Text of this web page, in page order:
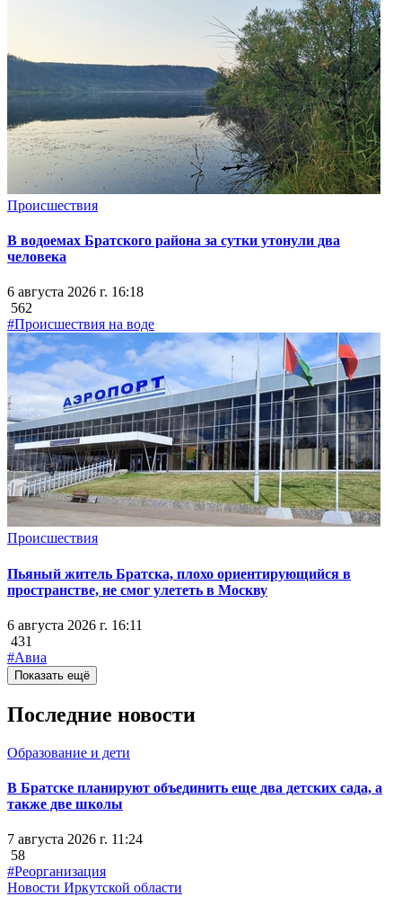
Происшествия
В водоемах Братского района за сутки утонули два
человека
6 августа 2026 г. 16:18
562
#Происшествия на воде
Происшествия
Пьяный житель Братска, плохо ориентирующийся в
пространстве, не смог улететь в Москву
6 августа 2026 г. 16:11
431
#Авиа
Показать ещё
Последние новости
Образование и дети
В Братске планируют объединить еще два детских сада, а
также две школы
7 августа 2026 г. 11:24
58
#Реорганизация
Новости Иркутской области